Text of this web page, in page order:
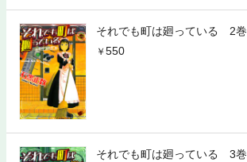
それでも町は廻っている 2巻
550
それでも町は廻っている 3巻